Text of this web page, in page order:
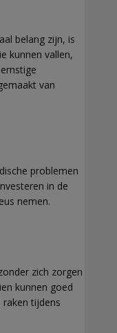
belang zijn, is
kunnen vallen,
van
problemen
in de
nemen.
zich zorgen
kunnen goed
tijdens